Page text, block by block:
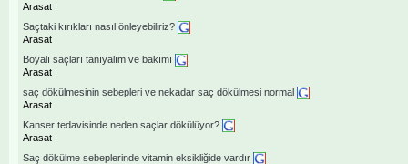
Arasat
Saçtaki kırıkları nasıl önleyebiliriz?
Arasat
Boyalı saçları tanıyalım ve bakımı
Arasat
saç dökülmesinin sebepleri ve nekadar saç dökülmesi normal
Arasat
Kanser tedavisinde neden saçlar dökülüyor?
Arasat
Saç dökülme sebeplerinde vitamin eksikliğide vardır